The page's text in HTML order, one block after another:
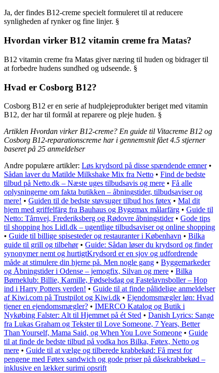
Ja, der findes B12-creme specielt formuleret til at reducere
synligheden af rynker og fine linjer. §
Hvordan virker B12 vitamin creme fra Matas?
B12 vitamin creme fra Matas giver næring til huden og bidrager til
at forbedre hudens sundhed og udseende. §
Hvad er Cosborg B12?
Cosborg B12 er en serie af hudplejeprodukter beriget med vitamin
B12, der har til formål at reparere og pleje huden. §
Artiklen Hvordan virker B12-creme? En guide til Vitacreme B12 og
Cosborg B12-reparationscreme har i gennemsnit fået4.5 stjerner
baseret på 25 anmeldelser
Andre populære artikler: Løs krydsord på disse spændende emner•
Sådan laver du Matilde Milkshake Mix fra Netto • Find de bedste
tilbud på Netto.dk – Næste uges tilbudsavis og mere • Få alle
oplysningerne om fakta butikken – åbningstider, tilbudsaviser og
mere! • Guiden til de bedste støvsuger tilbud hos føtex • Mal dit
hjem med griffelfärg fra Bauhaus og Byggmax målarfärg • Guide til
Netto: Tårnvej, Frederiksberg og Rødovre åbningstider• Gode tips
til shopping hos Lidl.dk – ugentlige tilbudsaviser og online shopping
• Guide til billige spisesteder og restauranter i København • Bilka
guide til grill og tilbehør• Guide: Sådan løser du krydsord og finder
synonymer nemt og hurtigtKrydsord er en sjov og udfordrende
måde at stimulere din hjerne på. Men nogle gang • Byggemarkeder
og Åbningstider i Odense – jemogfix, Silvan og mere • Bilka
Børneklub: Billie, Kamille, Fødselsdag og Fastelavnsboller – Hop
ind i Harry Potters verden! • Guide til at finde pålidelige anmeldelser
af Kiwi.com på Trustpilot og Kiwi.dk • Ejendomsmægler løn: Hvad
tjener en ejendomsmægler? • IMERCO Katalog og Butik i
Nykøbing Falster: Alt til Hjemmet på ét Sted • Danish Lyrics: Sange
fra Lukas Graham og Tekster til Love Someone, 7 Years, Better
Than Yourself, Mama Said, og When You Love Someone • Guide
til at finde de bedste tilbud på vodka hos Bilka, Føtex, Netto og
mere • Guide til at vælge og tilberede krabbekød: Få mest for
pengene med Føtex sandwich og gode priser på dåsekrabbekød –
inklusive en lækker surimi opsrift